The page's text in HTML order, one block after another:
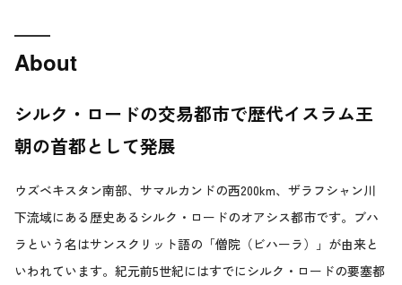
About
シルク・ロードの交易都市で歴代イスラム王
朝の首都として発展
ウズベキスタン南部、サマルカンドの西200km、ザラフシャン川
下流域にある歴史あるシルク・ロードのオアシス都市です。ブハ
ラという名はサンスクリット語の「僧院（ビハーラ）」が由来と
いわれています。紀元前5世紀にはすでにシルク・ロードの要塞都